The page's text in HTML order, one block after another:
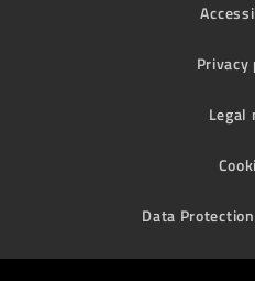
Privacy
Legal
Data